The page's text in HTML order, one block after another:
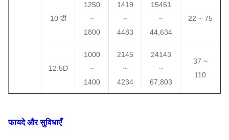
10 डी
1250
~
1800
1419
~
4483
15451
~
44,634
22 ~ 75
12.5D
1000
~
1400
2145
~
4234
24143
~
67,803
37 ~
110
फायदे और सुविधाएँ